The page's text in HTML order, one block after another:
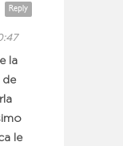
Reply
la
de
le